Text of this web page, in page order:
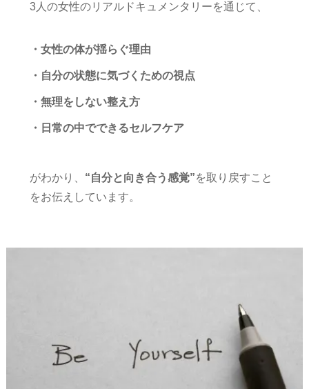
3人の女性のリアルドキュメンタリーを通じて、
・女性の体が揺らぐ理由
・自分の状態に気づくための視点
・無理をしない整え方
・日常の中でできるセルフケア
がわかり、 “自分と向き合う感覚”を取り戻すこと
をお伝えしています。